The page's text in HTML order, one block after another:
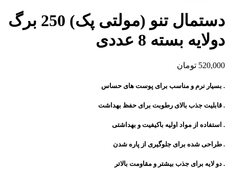
دستمال تنو (مولتی پک) 250 برگ
دولایه بسته 8 عددی
520,000 تومان
. بسیار نرم و مناسب برای پوست های حساس
. قابلیت جذب بالای رطوبت برای حفظ بهداشت
. استفاده از مواد اولیه باکیفیت و بهداشتی
. طراحی شده برای جلوگیری از پاره شدن
. دو لایه برای جذب بیشتر و مقاومت بالاتر